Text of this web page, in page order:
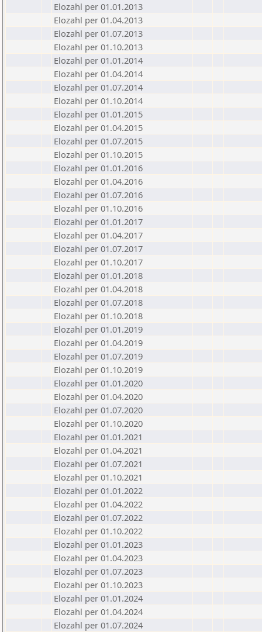
Elozahl per 01.01.2013
Elozahl per 01.04.2013
Elozahl per 01.07.2013
Elozahl per 01.10.2013
Elozahl per 01.01.2014
Elozahl per 01.04.2014
Elozahl per 01.07.2014
Elozahl per 01.10.2014
Elozahl per 01.01.2015
Elozahl per 01.04.2015
Elozahl per 01.07.2015
Elozahl per 01.10.2015
Elozahl per 01.01.2016
Elozahl per 01.04.2016
Elozahl per 01.07.2016
Elozahl per 01.10.2016
Elozahl per 01.01.2017
Elozahl per 01.04.2017
Elozahl per 01.07.2017
Elozahl per 01.10.2017
Elozahl per 01.01.2018
Elozahl per 01.04.2018
Elozahl per 01.07.2018
Elozahl per 01.10.2018
Elozahl per 01.01.2019
Elozahl per 01.04.2019
Elozahl per 01.07.2019
Elozahl per 01.10.2019
Elozahl per 01.01.2020
Elozahl per 01.04.2020
Elozahl per 01.07.2020
Elozahl per 01.10.2020
Elozahl per 01.01.2021
Elozahl per 01.04.2021
Elozahl per 01.07.2021
Elozahl per 01.10.2021
Elozahl per 01.01.2022
Elozahl per 01.04.2022
Elozahl per 01.07.2022
Elozahl per 01.10.2022
Elozahl per 01.01.2023
Elozahl per 01.04.2023
Elozahl per 01.07.2023
Elozahl per 01.10.2023
Elozahl per 01.01.2024
Elozahl per 01.04.2024
Elozahl per 01.07.2024